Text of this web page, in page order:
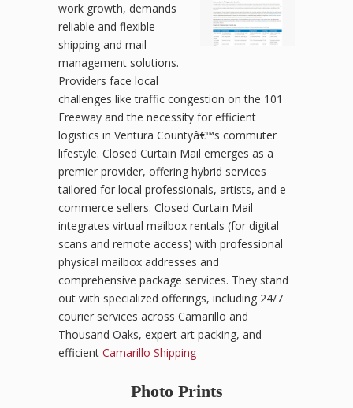
work growth, demands
reliable and flexible
shipping and mail
management solutions.
Providers face local
challenges like traffic congestion on the 101
Freeway and the necessity for efficient
logistics in Ventura Countyâ€™s commuter
lifestyle. Closed Curtain Mail emerges as a
premier provider, offering hybrid services
tailored for local professionals, artists, and e-
commerce sellers. Closed Curtain Mail
integrates virtual mailbox rentals (for digital
scans and remote access) with professional
physical mailbox addresses and
comprehensive package services. They stand
out with specialized offerings, including 24/7
courier services across Camarillo and
Thousand Oaks, expert art packing, and
efficient Camarillo Shipping
Photo Prints